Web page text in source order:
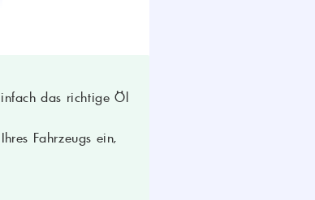
das richtige Öl
Fahrzeugs ein,